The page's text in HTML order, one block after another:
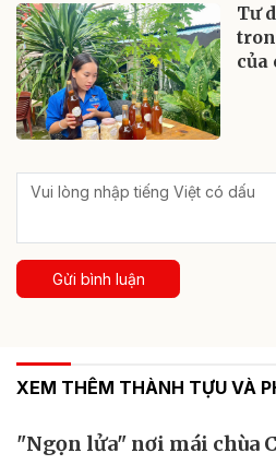
Tư
của
Gửi bình luận
XEM THÊM THÀNH TỰU VÀ
"Ngọn lửa" nơi mái chùa